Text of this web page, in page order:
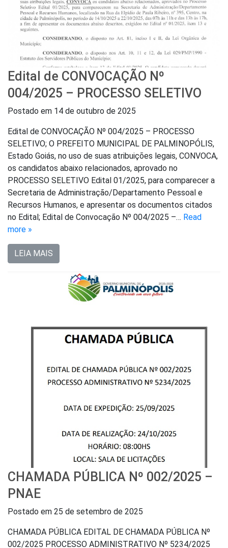
Edital de CONVOCAÇÃO Nº
004/2025 – PROCESSO SELETIVO
Postado em 14 de outubro de 2025
Edital de CONVOCAÇÃO Nº 004/2025 – PROCESSO
SELETIVO; O PREFEITO MUNICIPAL DE PALMINOPÓLIS,
Estado Goiás, no uso de suas atribuições legais, CONVOCA,
os candidatos abaixo relacionados, aprovado no
PROCESSO SELETIVO Edital 01/2025, para comparecer a
Secretaria de Administração/Departamento Pessoal e
Recursos Humanos, e apresentar os documentos citados
no Edital; Edital de Convocação Nº 004/2025 –… Read
more »
LEIA MAIS
CHAMADA PÚBLICA Nº 002/2025 –
PNAE
Postado em 25 de setembro de 2025
CHAMADA PÚBLICA EDITAL DE CHAMADA PÚBLICA Nº
002/2025 PROCESSO ADMINISTRATIVO Nº 5234/2025